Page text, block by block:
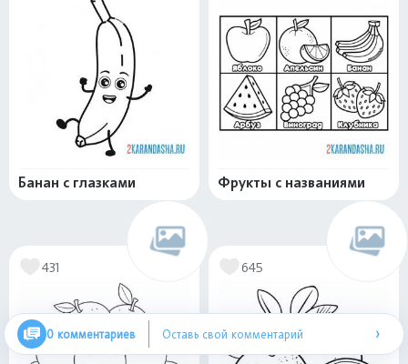
Банан с глазками Фрукты с названиями
431 645
0 комментариев Оставь свой комментарий ›